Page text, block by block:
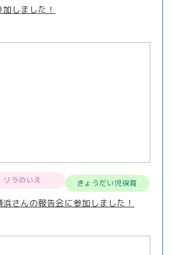
しました！
リラのいえ きょうだい児保育
さんの報告会に参加しました！